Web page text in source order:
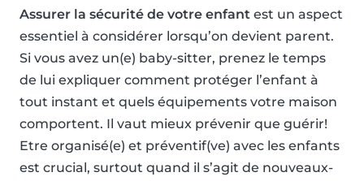
Assurer la sécurité de votre enfant est un aspect
essentiel à considérer lorsqu’on devient parent.
Si vous avez un(e) baby-sitter, prenez le temps
de lui expliquer comment protéger l’enfant à
tout instant et quels équipements votre maison
comportent. Il vaut mieux prévenir que guérir!
Etre organisé(e) et préventif(ve) avec les enfants
est crucial, surtout quand il s’agit de nouveaux-